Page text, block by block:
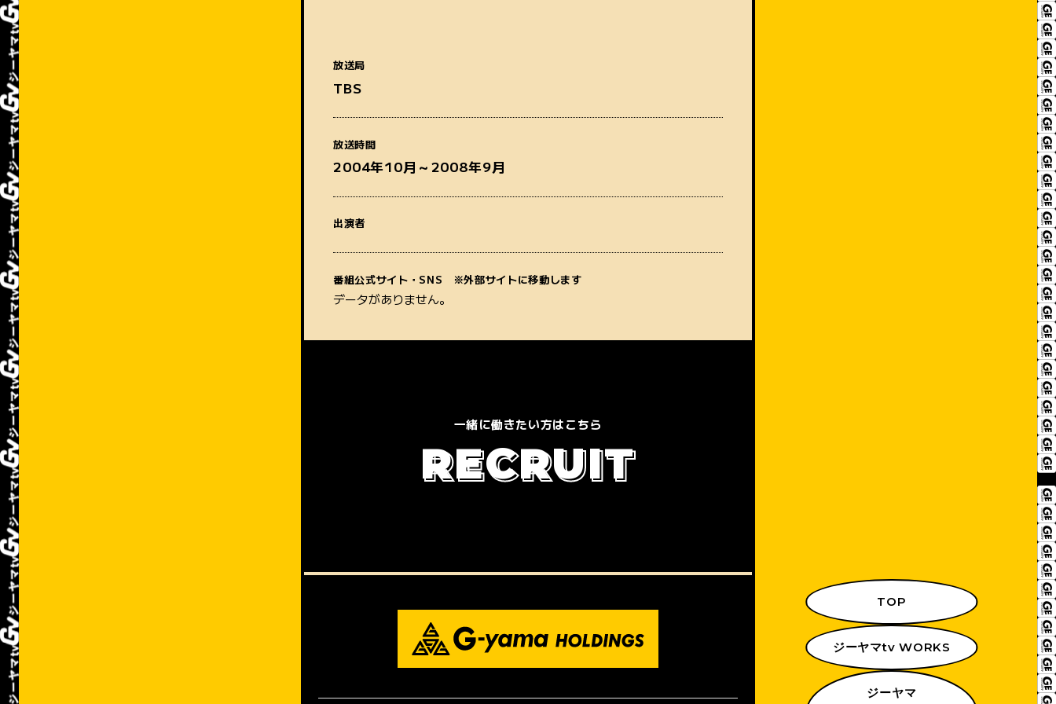
放送局
TBS
放送時間
2004年10月～2008年9月
出演者
番組公式サイト・SNS ※外部サイトに移動します
データがありません。
TOP
ジーヤマtv WORKS
ジーヤマ
番組名
質問内容
一緒に働きたい方はこちら
RECRUIT